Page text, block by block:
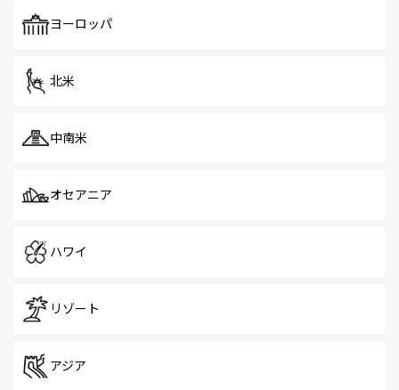
で、ホーカーズは地元の風情を楽しめる外せないスポット
ヨーロッパ
北米
中南米
オセアニア
ハワイ
リゾート
アジア